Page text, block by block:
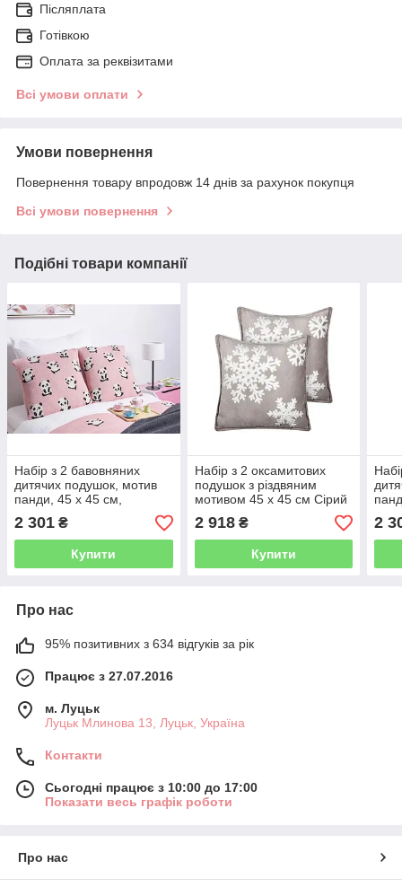
Післяплата
Готівкою
Оплата за реквізитами
Всі умови оплати
Умови повернення
Повернення товару впродовж 14 днів за рахунок покупця
Всі умови повернення
Подібні товари компанії
Набір з 2 бавовняних
дитячих подушок, мотив
панди, 45 x 45 см,
рожевий TALOKAN
2 301 ₴
Купити
Набір з 2 оксамитових
подушок з різдвяним
мотивом 45 x 45 см Сірий
МУРРА
2 918₴
Купити
2
Про нас
95% позитивних з 634 відгуків за рік
Працює з 27.07.2016
м. Луцьк
Луцьк Млинова 13, Луцьк, Україна
Контакти
Сьогодні працює з 10:00 до 17:00
Показати весь графік роботи
Про нас